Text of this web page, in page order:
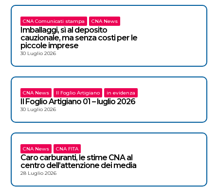
CNA Comunicati stampa CNA News
Imballaggi, sì al deposito
cauzionale, ma senza costi per le
piccole imprese
30 Luglio 2026
CNA News Il Foglio Artigiano in evidenza
Il Foglio Artigiano 01 – luglio 2026
30 Luglio 2026
CNA News CNA FITA
Caro carburanti, le stime CNA al
centro dell’attenzione dei media
28 Luglio 2026